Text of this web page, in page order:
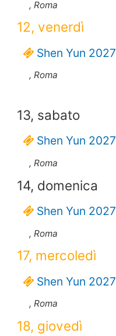
, Roma
12, venerdì
Shen Yun 2027
, Roma
13, sabato
Shen Yun 2027
, Roma
14, domenica
Shen Yun 2027
, Roma
17, mercoledì
Shen Yun 2027
, Roma
18, giovedì